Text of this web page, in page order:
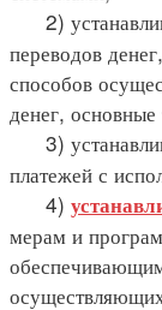
2)
переводов
способов
денег,
3)
платежей с
4)
мерам и